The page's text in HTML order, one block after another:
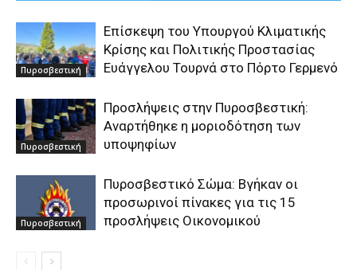
Πυροσβεστική
Επίσκεψη του Υπουργού Κλιματικής
Κρίσης και Πολιτικής Προστασίας
Ευάγγελου Τουρνά στο Πόρτο Γερμενό
Πυροσβεστική
Προσλήψεις στην Πυροσβεστική:
Αναρτήθηκε η μοριοδότηση των
υποψηφίων
Πυροσβεστική
Πυροσβεστικό Σώμα: Βγήκαν οι
προσωρινοί πίνακες για τις 15
προσλήψεις Οικονομικού